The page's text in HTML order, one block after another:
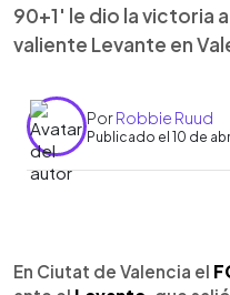
90+1' le dio la victoria
valiente Levante en
PorRobbie Ruud
Publicado el 10 de
► Escuchar
En Ciutat de Valencia el